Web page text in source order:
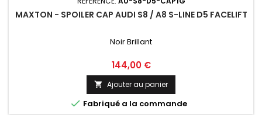
MAXTON - SPOILER CAP AUDI S8 / A8 S-LINE D5 FACELIFT
Noir Brillant
Prix
144,00 €
 Ajouter au panier
 Fabriqué a la commande